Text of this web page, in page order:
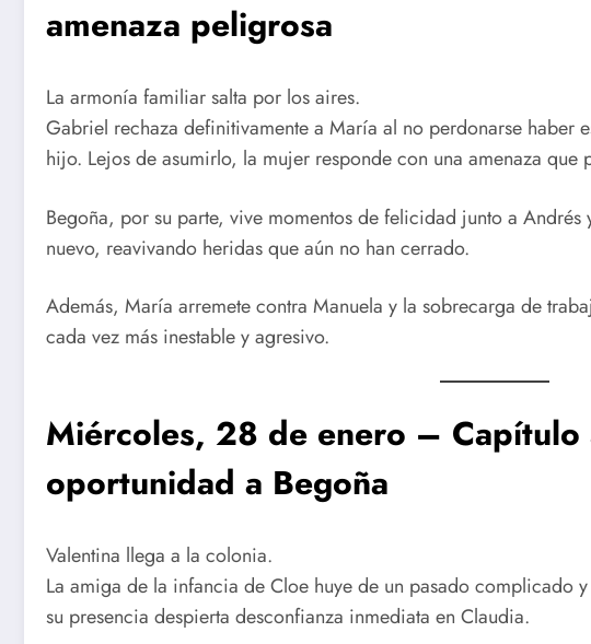
amenaza peligrosa
La armonía familiar salta por los aires.
Gabriel rechaza definitivamente a María al no perdonarse haber
hijo. Lejos de asumirlo, la mujer responde con una amenaza que
Begoña, por su parte, vive momentos de felicidad junto a
nuevo, reavivando heridas que aún no han cerrado.
Además, María arremete contra Manuela y la sobrecarga de
cada vez más inestable y agresivo.
Miércoles, 28 de enero –
oportunidad a Begoña
Valentina llega a la colonia.
La amiga de la infancia de Cloe huye de un pasado complicado
su presencia despierta desconfianza inmediata en Claudia.